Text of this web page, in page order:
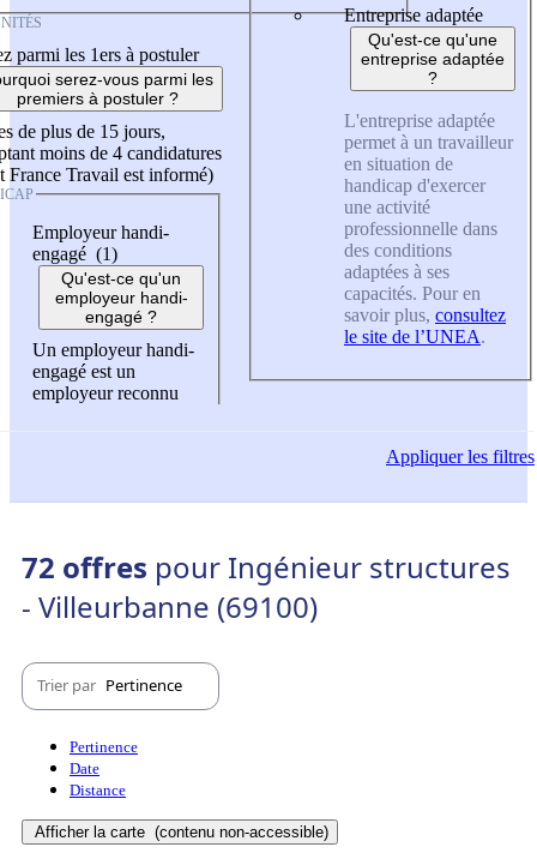
parmi les 1ers à postuler
serez-vous parmi les
premiers à postuler ?
de plus de 15 jours,
moins de 4 candidatures
France Travail est informé)
Employeur handi-
engagé (1)
Qu'est-ce qu'un
employeur handi-
engagé ?
Un employeur handi-
engagé est un
employeur reconnu
Entreprise adaptée
Qu'est-ce qu'une
entreprise adaptée
?
L'entreprise adaptée
permet à un travailleur
en situation de
handicap d'exercer
une activité
professionnelle dans
des conditions
adaptées à ses
capacités. Pour en
savoir plus, consultez
le site de l’UNEA.
Appliquerles filtres
72 offres pour Ingénieur structures
- Villeurbanne (69100)
Trier par Pertinence
Pertinence
Date
Distance
Afficher la carte (contenu non-accessible)